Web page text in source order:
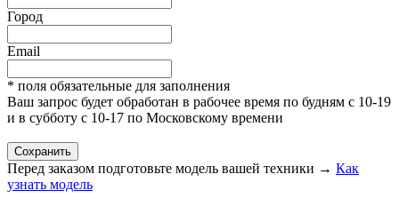
Город
Email
* поля обязательные для заполнения
Ваш запрос будет обработан в рабочее время по будням с 10-19
и в субботу с 10-17 по Московскому времени
Перед заказом подготовьте модель вашей техники → Как
узнать модель